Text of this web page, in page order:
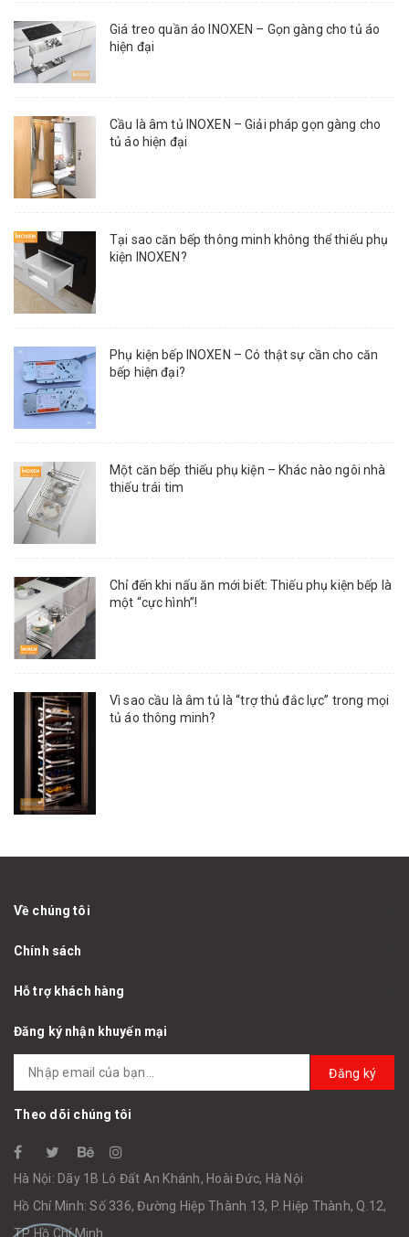
Giá treo quần áo INOXEN – Gọn gàng cho tủ áo
hiện đại
Cầu là âm tủ INOXEN – Giải pháp gọn gàng cho
tủ áo hiện đại
Tại sao căn bếp thông minh không thể thiếu phụ
kiện INOXEN?
Phụ kiện bếp INOXEN – Có thật sự cần cho căn
bếp hiện đại?
Một căn bếp thiếu phụ kiện – Khác nào ngôi nhà
thiếu trái tim
Chỉ đến khi nấu ăn mới biết: Thiếu phụ kiện bếp là
một “cực hình”!
Vì sao cầu là âm tủ là “trợ thủ đắc lực” trong mọi
tủ áo thông minh?
Về chúng tôi
Chính sách
Hỗ trợ khách hàng
Đăng ký nhận khuyến mại
Đăng ký
Theo dõi chúng tôi
Hà Nội: Dãy 1B Lô Đất An Khánh, Hoài Đức, Hà Nội
Hồ Chí Minh: Số 336, Đường Hiệp Thành 13, P. Hiệp Thành, Q.12,
TP Hồ Chí Minh